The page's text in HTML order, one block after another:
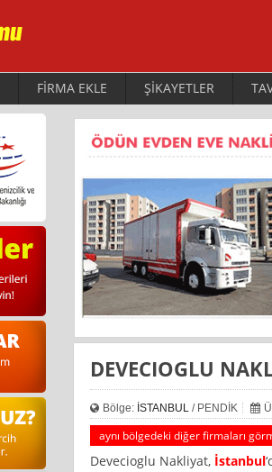
FİRMA EKLE ŞİKAYETLER
DEVECIOGLU
Bölge: İSTANBUL/ PENDİK
aynı bölgedeki diğer firmaları
Devecioglu Nakliyat, İstanbul